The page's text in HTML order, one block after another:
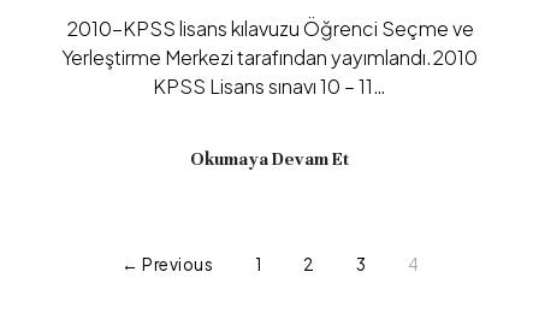
2010-KPSS lisans kılavuzu Öğrenci Seçme ve
Yerleştirme Merkezi tarafından yayımlandı.2010
KPSS Lisans sınavı 10 – 11…
Okumaya Devam Et
← Previous 1 2 3 4